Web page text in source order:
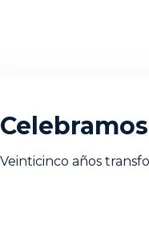
Veinticinco años